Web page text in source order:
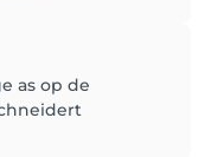
as op de